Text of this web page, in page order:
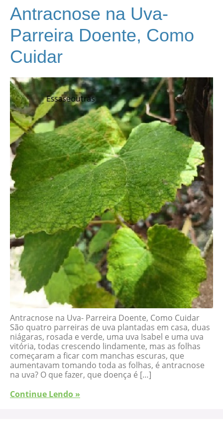
Antracnose na Uva-
Parreira Doente, Como
Cuidar
Antracnose na Uva- Parreira Doente, Como Cuidar
São quatro parreiras de uva plantadas em casa, duas
niágaras, rosada e verde, uma uva Isabel e uma uva
vitória, todas crescendo lindamente, mas as folhas
começaram a ficar com manchas escuras, que
aumentavam tomando toda as folhas, é antracnose
na uva? O que fazer, que doença é […]
Continue Lendo »